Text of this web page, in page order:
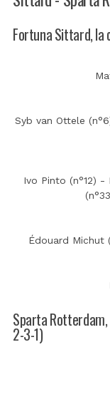
Fortuna Sittard, la
Syb van Ottele
Ivo Pinto (n°12) -
Édouard Michut
Sparta
2-3-1)